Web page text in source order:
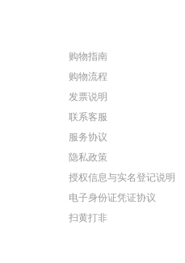
购物指南
购物流程
发票说明
联系客服
服务协议
隐私政策
授权信息与实名登记说明
电子身份证凭证协议
扫黄打非